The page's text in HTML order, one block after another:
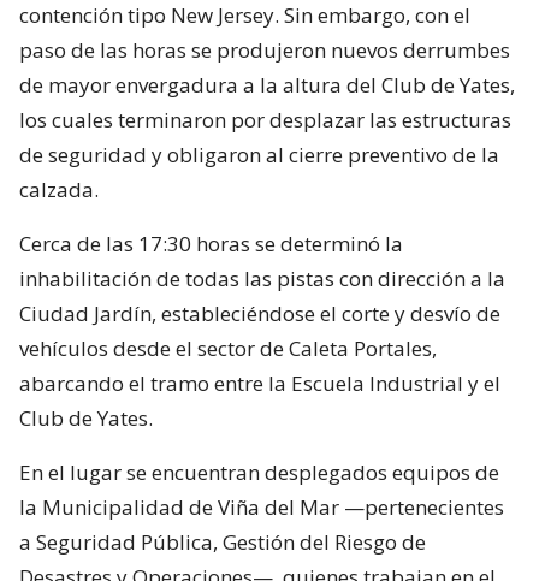
contención tipo New Jersey. Sin embargo, con el
paso de las horas se produjeron nuevos derrumbes
de mayor envergadura a la altura del Club de Yates,
los cuales terminaron por desplazar las estructuras
de seguridad y obligaron al cierre preventivo de la
calzada.
Cerca de las 17:30 horas se determinó la
inhabilitación de todas las pistas con dirección a la
Ciudad Jardín, estableciéndose el corte y desvío de
vehículos desde el sector de Caleta Portales,
abarcando el tramo entre la Escuela Industrial y el
Club de Yates.
En el lugar se encuentran desplegados equipos de
la Municipalidad de Viña del Mar —pertenecientes
a Seguridad Pública, Gestión del Riesgo de